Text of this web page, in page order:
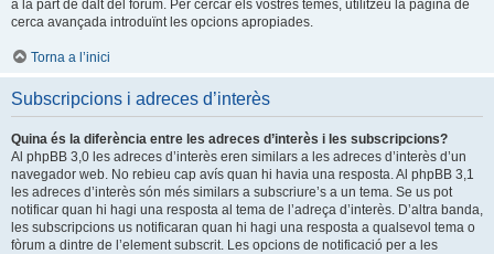
a la part de dalt del fòrum. Per cercar els vostres temes, utilitzeu la pàgina de
cerca avançada introduïnt les opcions apropiades.
Torna a l’inici
Subscripcions i adreces d’interès
Quina és la diferència entre les adreces d’interès i les subscripcions?
Al phpBB 3,0 les adreces d’interès eren similars a les adreces d’interès d’un
navegador web. No rebieu cap avís quan hi havia una resposta. Al phpBB 3,1
les adreces d’interès són més similars a subscriure’s a un tema. Se us pot
notificar quan hi hagi una resposta al tema de l’adreça d’interès. D’altra banda,
les subscripcions us notificaran quan hi hagi una resposta a qualsevol tema o
fòrum a dintre de l’element subscrit. Les opcions de notificació per a les